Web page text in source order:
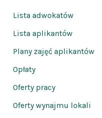
Lista adwokatów
Lista aplikantów
Plany zajęć aplikantów
Opłaty
Oferty pracy
Oferty wynajmu lokali